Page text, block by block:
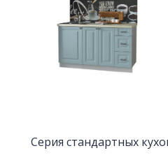
Серия стандартных